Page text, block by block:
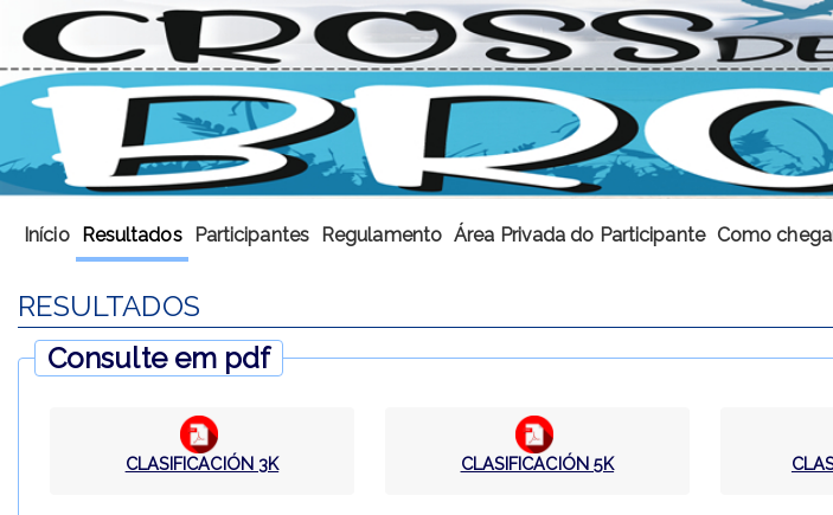
Início Resultados Participantes Regulamento Área Privada do Participante Como
RESULTADOS
Consulte em pdf
CLASIFICACIÓN 3K CLASIFICACIÓN 5K